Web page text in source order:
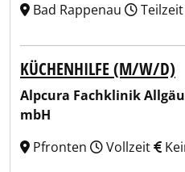
Bad Rappenau
Teilzeit
KÜCHENHILFE (M/W/D)
Alpcura Fachklinik
mbH
Pfronten
Vollzeit